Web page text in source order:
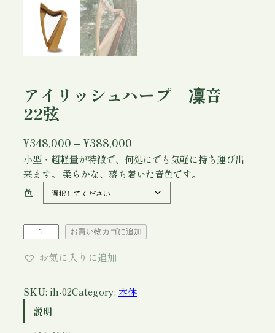
アイリッシュハープ 凜音
22弦
¥348,000 –¥388,000
格
帯
3
,
0
小型・超軽量が特徴で、何処にでも気軽に持ち運び出
来ます。 柔らかな、落ち着いた音色です。
色
リ
シ
お買い物カゴに追加
お気に入りに追加
SKU: ih-02Category: 本体
説明